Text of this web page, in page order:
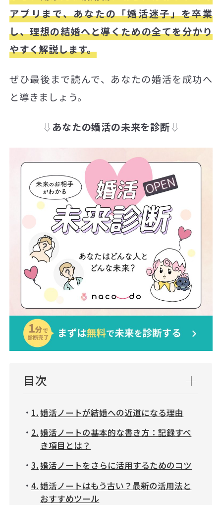
アプリまで、あなたの「婚活迷子」を卒業
し、理想の結婚へと導くための全てを分かり
やすく解説します。
ぜひ最後まで読んで、あなたの婚活を成功へ
と導きましょう。
⇩あなたの婚活の未来を診断⇩
目次
婚活ノートが結婚への近道になる理由
婚活ノートの基本的な書き方：記録すべ
き項目とは？
婚活ノートをさらに活用するためのコツ
婚活ノートはもう古い？最新の活用法と
おすすめツール